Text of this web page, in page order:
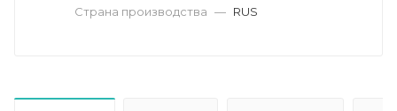
Страна производства — RUS